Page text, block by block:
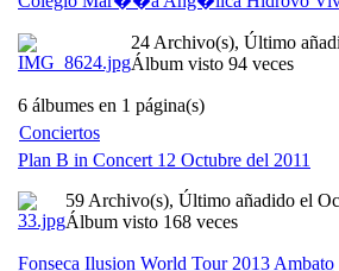
24 Archivo(s), Último
Álbum visto 94 veces
6 álbumes en 1 página(s)
Conciertos
Plan B in Concert 12 Octubre del 2011
59 Archivo(s), Último añadido el
Álbum visto 168 veces
Fonseca Ilusion World Tour 2013 Ambato